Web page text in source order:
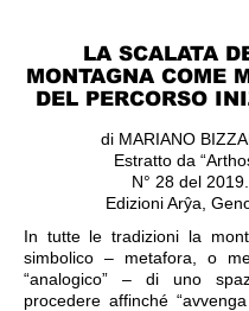
LA SCALATA
MONTAGNA COME
DEL PERCORSO
di MARIANO
Estratto da
N° 28 del 2019.
Edizioni Arŷa,
In tutte le tradizioni la
simbolico – metafora, o
“analogico” – di uno
procedere affinché